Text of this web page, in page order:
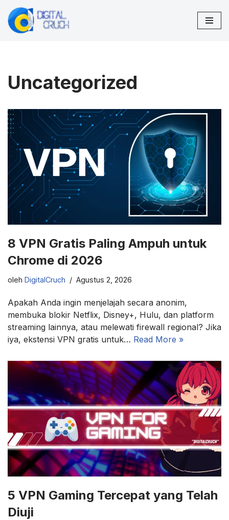
Lompat
Uncategorized
8 VPN Gratis Paling Ampuh untuk
Chrome di 2026
oleh DigitalCruch Agustus 2, 2026
Apakah Anda ingin menjelajah secara anonim,
membuka blokir Netflix, Disney+, Hulu, dan platform
streaming lainnya, atau melewati firewall regional? Jika
iya, ekstensi VPN gratis untuk… Read More »
5 VPN Gaming Tercepat yang Telah
Diuji